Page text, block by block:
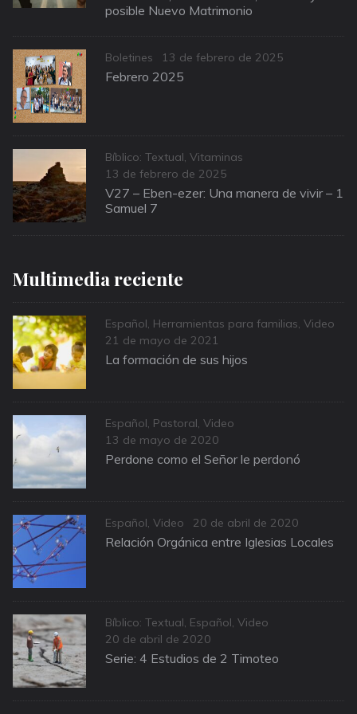
posible Nuevo Matrimonio
Categories
Boletines
Posted
on
13 de febrero de 2025
Febrero 2025
Categories
Bíblico: Textual, Vitaminas
Posted
on
13 de febrero de 2025
V27 – Eben-ezer: Una manera de vivir – 1
Samuel 7
Multimedia reciente
Categories
Español, Herramientas para familias, Video
Posted
on
21 de mayo de 2021
La formación de sus hijos
Categories
Español, Pastoral, Video
Posted
on
13 de mayo de 2020
Perdone como el Señor le perdonó
Categories
Español, Video
Posted
on
20 de abril de 2020
Relación Orgánica entre Iglesias Locales
Categories
Bíblico: Textual, Español, Video
Posted
on
20 de abril de 2020
Serie: 4 Estudios de 2 Timoteo